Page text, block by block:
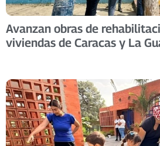
Avanzan obras de
viviendas de Caracas y La